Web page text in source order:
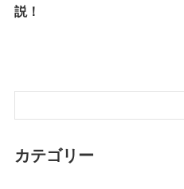
説！
カテゴリー